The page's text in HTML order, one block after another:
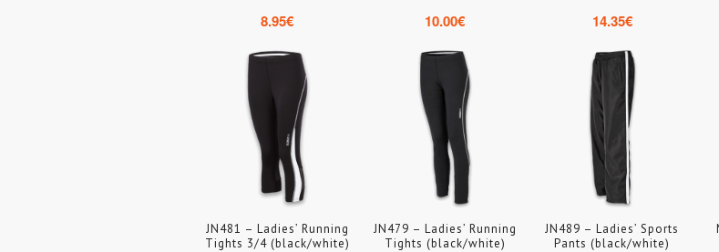
8.95€ 10.00€ 14.35€
JN481 – Ladies’ Running
Tights 3/4 (black/white)
JN479 – Ladies’ Running
Tights (black/white)
JN489 – Ladies’ Sports
Pants (black/white)